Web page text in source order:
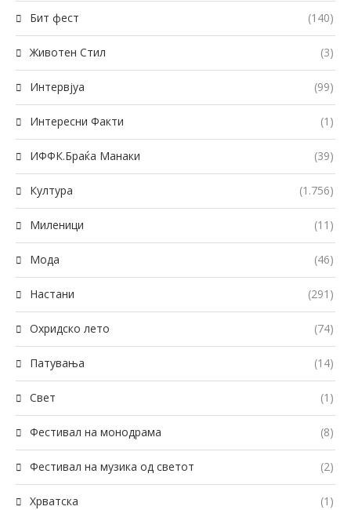
Бит фест (140)
Животен Стил (3)
Интервјуа (99)
Интересни Факти (1)
ИФФК.Браќа Манаки (39)
Култура (1.756)
Миленици (11)
Мода (46)
Настани (291)
Охридско лето (74)
Патувања (14)
Свет (1)
Фестивал на монодрама (8)
Фестивал на музика од светот (2)
Хрватска (1)